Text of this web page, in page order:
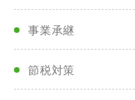
事業承継
節税対策